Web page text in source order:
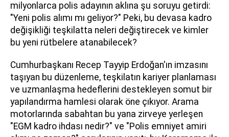
milyonlarca polis adayının aklına şu soruyu getirdi:
"Yeni polis alımı mı geliyor?" Peki, bu devasa kadro
değişikliği teşkilatta neleri değiştirecek ve kimler
bu yeni rütbelere atanabilecek?
Cumhurbaşkanı Recep Tayyip Erdoğan'ın imzasını
taşıyan bu düzenleme, teşkilatın kariyer planlaması
ve uzmanlaşma hedeflerini destekleyen somut bir
yapılandırma hamlesi olarak öne çıkıyor. Arama
motorlarında sabahtan bu yana zirveye yerleşen
"EGM kadro ihdası nedir?" ve "Polis emniyet amiri